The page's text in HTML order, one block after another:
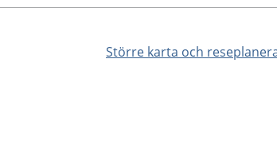
Större karta och